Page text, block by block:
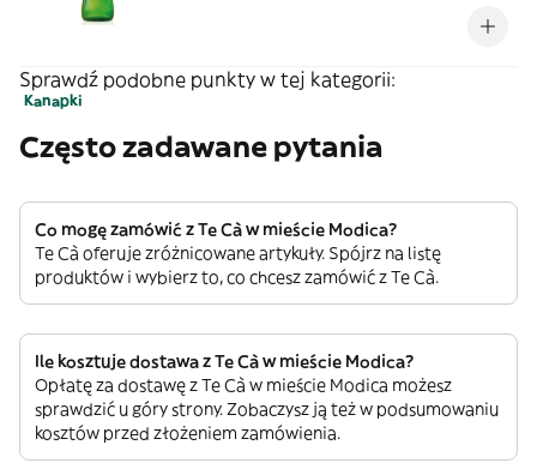
Sprawdź podobne punkty w tej kategorii:
Kanapki
Często zadawane pytania
Co mogę zamówić z Te Cà w mieście Modica?
Te Cà oferuje zróżnicowane artykuły. Spójrz na listę
produktów i wybierz to, co chcesz zamówić z Te Cà.
Ile kosztuje dostawa z Te Cà w mieście Modica?
Opłatę za dostawę z Te Cà w mieście Modica możesz
sprawdzić u góry strony. Zobaczysz ją też w podsumowaniu
kosztów przed złożeniem zamówienia.